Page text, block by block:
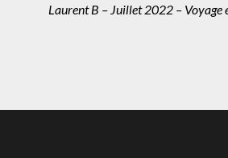
Laurent B – Juillet 2022 – Voyage